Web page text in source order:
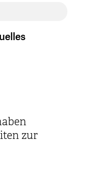
zur